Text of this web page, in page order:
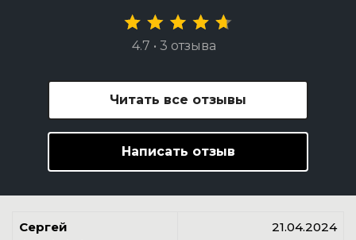
4.7 • 3 отзыва
Читать все отзывы
Написать отзыв
Сергей 21.04.2024